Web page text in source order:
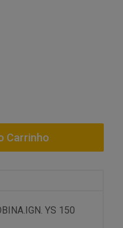
Carrinho
YS 150